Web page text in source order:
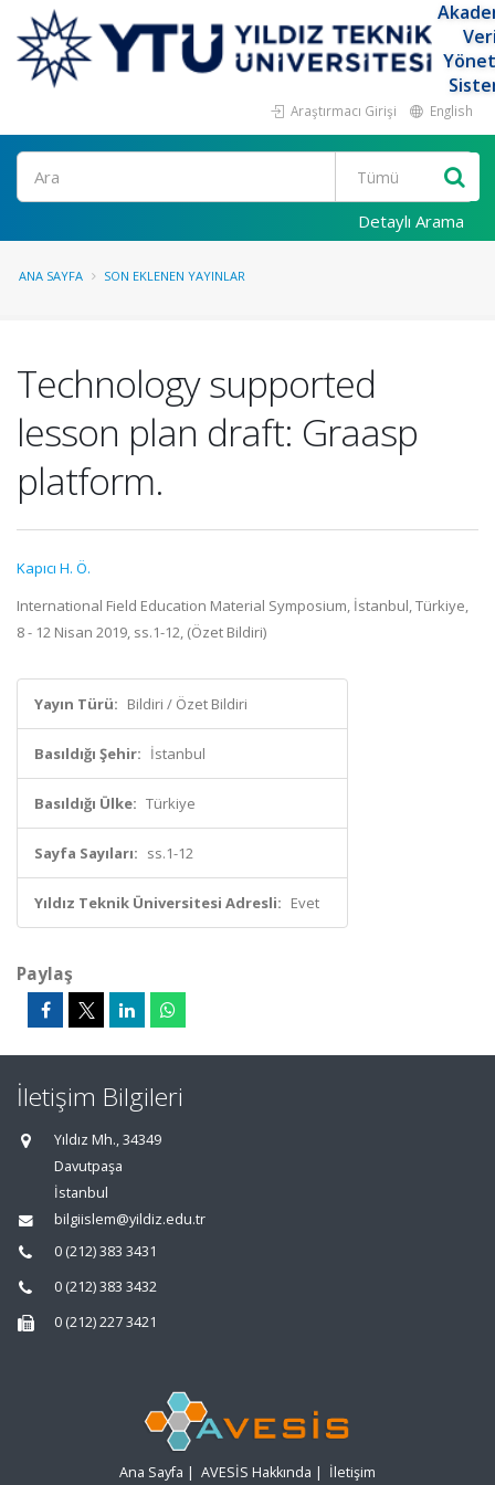
Araştırmacı Girişi English
Ara
Detaylı Arama
ANA SAYFA SON EKLENEN YAYINLAR
Technology supported
lesson plan draft: Graasp
platform.
Kapıcı H. Ö.
International Field Education Material Symposium, İstanbul, Türkiye,
8 - 12 Nisan 2019, ss.1-12, (Özet Bildiri)
Yayın Türü: Bildiri / Özet Bildiri
Basıldığı Şehir: İstanbul
Basıldığı Ülke: Türkiye
Sayfa Sayıları: ss.1-12
Yıldız Teknik Üniversitesi Adresli: Evet
Paylaş
İletişim Bilgileri
Yıldız Mh., 34349
Davutpaşa
İstanbul
bilgiislem@yildiz.edu.tr
0 (212) 383 3431
0 (212) 383 3432
0 (212) 227 3421
Ana Sayfa | AVESİS Hakkında | İletişim